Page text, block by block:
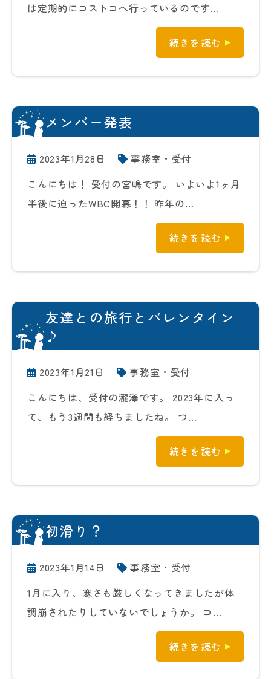
は定期的にコストコへ行っているのです…
続きを読む
メンバー発表
2023年1月28日
事務室・受付
こんにちは！ 受付の宮嶋です。 いよいよ1ヶ月
半後に迫ったWBC開幕！！ 昨年の…
続きを読む
友達との旅行とバレンタイン
♪
2023年1月21日
事務室・受付
こんにちは、受付の瀧澤です。 2023年に入っ
て、もう3週間も経ちましたね。 つ…
続きを読む
初滑り？
2023年1月14日
事務室・受付
1月に入り、寒さも厳しくなってきましたが体
調崩されたりしていないでしょうか。 コ…
続きを読む